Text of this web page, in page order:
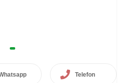
Telefon